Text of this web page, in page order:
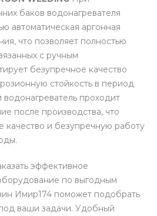
баков водонагревателя
автоматическая аргонная
что позволяет полностью
с ручным
безупречное качество
стойкость в период
проходит
после производства, что
качество и безупречную работу
эффективное
по выгодным
Имир174 поможет подобрать
ваши задачи. Удобный